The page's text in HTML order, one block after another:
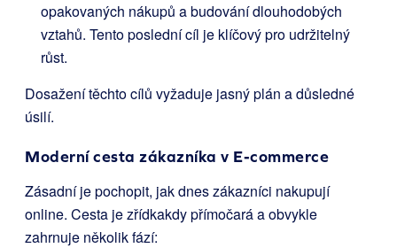
opakovaných nákupů a budování dlouhodobých
vztahů. Tento poslední cíl je klíčový pro udržitelný
růst.
Dosažení těchto cílů vyžaduje jasný plán a důsledné
úsilí.
Moderní cesta zákazníka v E-commerce
Zásadní je pochopit, jak dnes zákazníci nakupují
online. Cesta je zřídkakdy přímočará a obvykle
zahrnuje několik fází: